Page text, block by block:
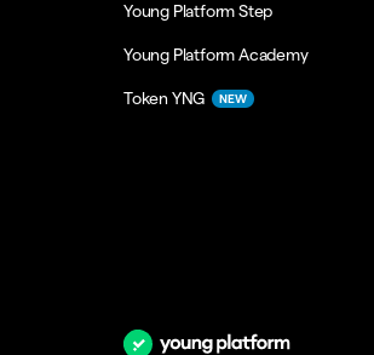
Young Platform Step
Young Platform Academy
Token YNG NEW